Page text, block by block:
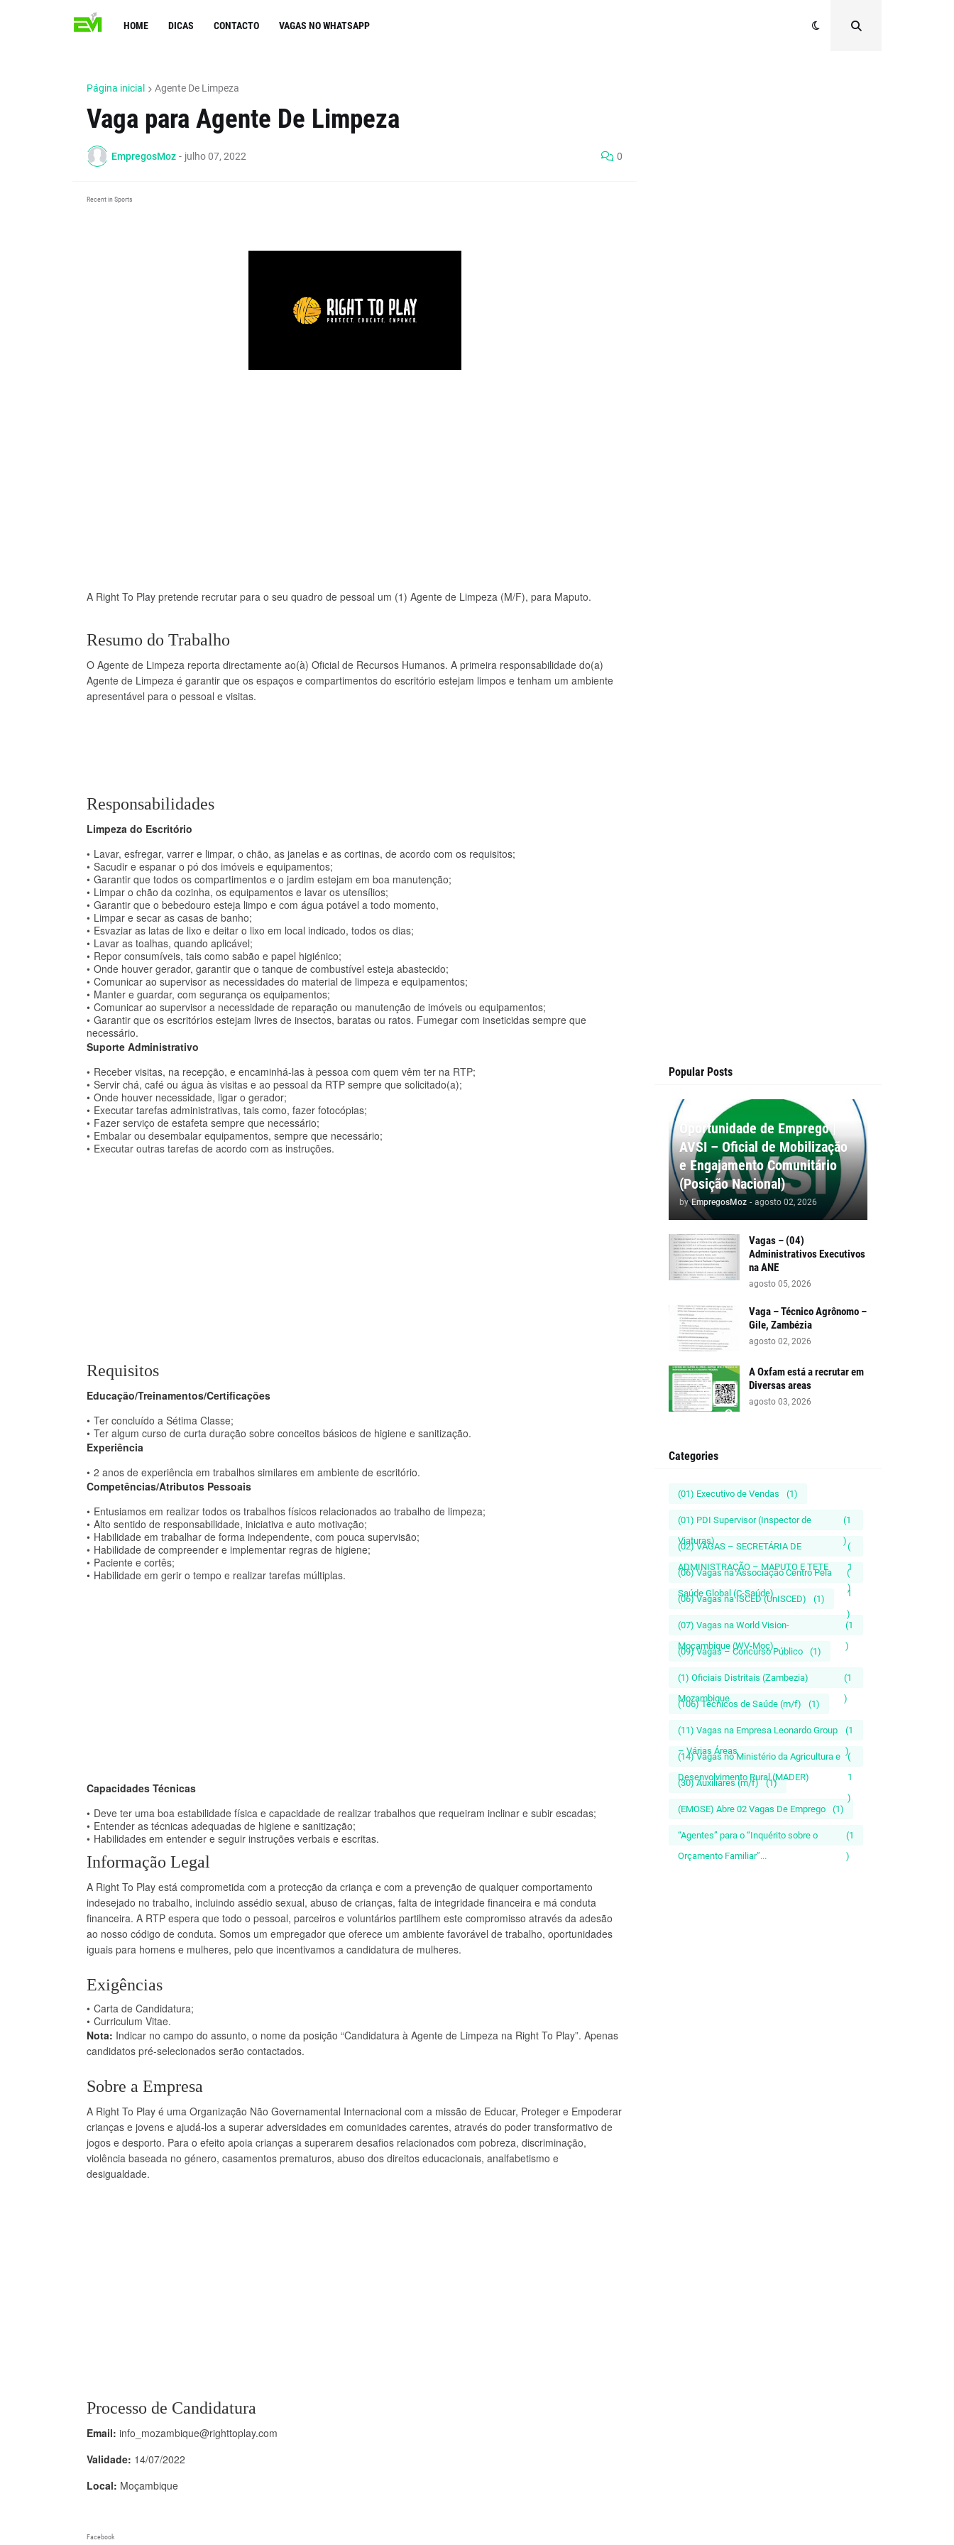
HOME DICAS CONTACTO VAGAS NO WHATSAPP
Página inicial Agente De Limpeza
Vaga para Agente De Limpeza
EmpregosMoz - julho 07, 2022 0
Recent in Sports
A Right To Play pretende recrutar para o seu quadro de pessoal um (1) Agente de Limpeza (M/F), para Maputo.
Resumo do Trabalho
O Agente de Limpeza reporta directamente ao(à) Oficial de Recursos Humanos. A primeira responsabilidade do(a)
Agente de Limpeza é garantir que os espaços e compartimentos do escritório estejam limpos e tenham um ambiente
apresentável para o pessoal e visitas.
Responsabilidades
Limpeza do Escritório
Lavar, esfregar, varrer e limpar, o chão, as janelas e as cortinas, de acordo com os requisitos;
Sacudir e espanar o pó dos imóveis e equipamentos;
Garantir que todos os compartimentos e o jardim estejam em boa manutenção;
Limpar o chão da cozinha, os equipamentos e lavar os utensílios;
Garantir que o bebedouro esteja limpo e com água potável a todo momento,
Limpar e secar as casas de banho;
Esvaziar as latas de lixo e deitar o lixo em local indicado, todos os dias;
Lavar as toalhas, quando aplicável;
Repor consumíveis, tais como sabão e papel higiénico;
Onde houver gerador, garantir que o tanque de combustível esteja abastecido;
Comunicar ao supervisor as necessidades do material de limpeza e equipamentos;
Manter e guardar, com segurança os equipamentos;
Comunicar ao supervisor a necessidade de reparação ou manutenção de imóveis ou equipamentos;
Garantir que os escritórios estejam livres de insectos, baratas ou ratos. Fumegar com inseticidas sempre que
necessário.
Suporte Administrativo
Receber visitas, na recepção, e encaminhá-las à pessoa com quem vêm ter na RTP;
Servir chá, café ou água às visitas e ao pessoal da RTP sempre que solicitado(a);
Onde houver necessidade, ligar o gerador;
Executar tarefas administrativas, tais como, fazer fotocópias;
Fazer serviço de estafeta sempre que necessário;
Embalar ou desembalar equipamentos, sempre que necessário;
Executar outras tarefas de acordo com as instruções.
Requisitos
Educação/Treinamentos/Certificações
Ter concluído a Sétima Classe;
Ter algum curso de curta duração sobre conceitos básicos de higiene e sanitização.
Experiência
2 anos de experiência em trabalhos similares em ambiente de escritório.
Competências/Atributos Pessoais
Entusiamos em realizar todos os trabalhos físicos relacionados ao trabalho de limpeza;
Alto sentido de responsabilidade, iniciativa e auto motivação;
Habilidade em trabalhar de forma independente, com pouca supervisão;
Habilidade de compreender e implementar regras de higiene;
Paciente e cortês;
Habilidade em gerir o tempo e realizar tarefas múltiplas.
Capacidades Técnicas
Deve ter uma boa estabilidade física e capacidade de realizar trabalhos que requeiram inclinar e subir escadas;
Entender as técnicas adequadas de higiene e sanitização;
Habilidades em entender e seguir instruções verbais e escritas.
Informação Legal
A Right To Play está comprometida com a protecção da criança e com a prevenção de qualquer comportamento
indesejado no trabalho, incluindo assédio sexual, abuso de crianças, falta de integridade financeira e má conduta
financeira. A RTP espera que todo o pessoal, parceiros e voluntários partilhem este compromisso através da adesão
ao nosso código de conduta. Somos um empregador que oferece um ambiente favorável de trabalho, oportunidades
iguais para homens e mulheres, pelo que incentivamos a candidatura de mulheres.
Exigências
Carta de Candidatura;
Curriculum Vitae.
Nota: Indicar no campo do assunto, o nome da posição “Candidatura à Agente de Limpeza na Right To Play”. Apenas
candidatos pré-selecionados serão contactados.
Sobre a Empresa
A Right To Play é uma Organização Não Governamental Internacional com a missão de Educar, Proteger e Empoderar
crianças e jovens e ajudá-los a superar adversidades em comunidades carentes, através do poder transformativo de
jogos e desporto. Para o efeito apoia crianças a superarem desafios relacionados com pobreza, discriminação,
violência baseada no género, casamentos prematuros, abuso dos direitos educacionais, analfabetismo e
desigualdade.
Processo de Candidatura
Email: info_mozambique@righttoplay.com
Validade: 14/07/2022
Local: Moçambique
Facebook
Popular Posts
Oportunidade de Emprego |
AVSI – Oficial de Mobilização
e Engajamento Comunitário
(Posição Nacional)
by EmpregosMoz - agosto 02, 2026
Vagas – (04)
Administrativos Executivos
na ANE
agosto 05, 2026
Vaga – Técnico Agrônomo –
Gile, Zambézia
agosto 02, 2026
A Oxfam está a recrutar em
Diversas areas
agosto 03, 2026
Categories
(01) Executivo de Vendas (1)
(01) PDI Supervisor (Inspector de
Viaturas)
(1
)
(02) VAGAS – SECRETÁRIA DE
ADMINISTRAÇÃO – MAPUTO E TETE
(
1
)
(06) Vagas na Associação Centro Pela
Saúde Global (C-Saúde)
(
1
)
(06) Vagas na ISCED (UnISCED) (1)
(07) Vagas na World Vision-
Moçambique (WV-Moç)
(1
)
(09) Vagas – Concurso Público (1)
(1) Oficiais Distritais (Zambezia)
Mozambique
(1
)
(106) Técnicos de Saúde (m/f) (1)
(11) Vagas na Empresa Leonardo Group
– Várias Áreas
(1
)
(14) Vagas no Ministério da Agricultura e
Desenvolvimento Rural (MADER)
(
1
)
(30) Auxiliares (m/f) (1)
(EMOSE) Abre 02 Vagas De Emprego (1)
“Agentes” para o “Inquérito sobre o
Orçamento Familiar”...
(1
)